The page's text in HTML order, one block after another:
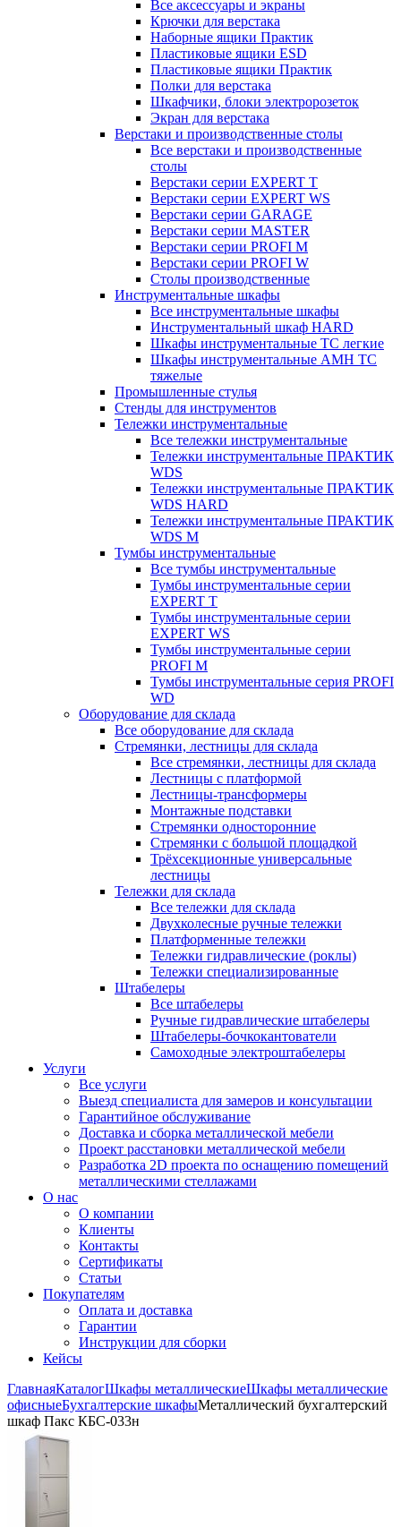
Все аксессуары и экраны
Крючки для верстака
Наборные ящики Практик
Пластиковые ящики ESD
Пластиковые ящики Практик
Полки для верстака
Шкафчики, блоки электророзеток
Экран для верстака
Верстаки и производственные столы
Все верстаки и производственные
столы
Верстаки серии EXPERT T
Верстаки серии EXPERT WS
Верстаки серии GARAGE
Верстаки серии MASTER
Верстаки серии PROFI M
Верстаки серии PROFI W
Столы производственные
Инструментальные шкафы
Все инструментальные шкафы
Инструментальный шкаф HARD
Шкафы инструментальные ТС легкие
Шкафы инструментальные AMH TC
тяжелые
Промышленные стулья
Стенды для инструментов
Тележки инструментальные
Все тележки инструментальные
Тележки инструментальные ПРАКТИК
WDS
Тележки инструментальные ПРАКТИК
WDS HARD
Тележки инструментальные ПРАКТИК
WDS M
Тумбы инструментальные
Все тумбы инструментальные
Тумбы инструментальные серии
EXPERT T
Тумбы инструментальные серии
EXPERT WS
Тумбы инструментальные серии
PROFI M
Тумбы инструментальные серия PROFI
WD
Оборудование для склада
Все оборудование для склада
Стремянки, лестницы для склада
Все стремянки, лестницы для склада
Лестницы с платформой
Лестницы-трансформеры
Монтажные подставки
Стремянки односторонние
Стремянки с большой площадкой
Трёхсекционные универсальные
лестницы
Тележки для склада
Все тележки для склада
Двухколесные ручные тележки
Платформенные тележки
Тележки гидравлические (роклы)
Тележки специализированные
Штабелеры
Все штабелеры
Ручные гидравлические штабелеры
Штабелеры-бочкокантователи
Самоходные электроштабелеры
Услуги
Все услуги
Выезд специалиста для замеров и консультации
Гарантийное обслуживание
Доставка и сборка металлической мебели
Проект расстановки металлической мебели
Разработка 2D проекта по оснащению помещений
металлическими стеллажами
О нас
О компании
Клиенты
Контакты
Сертификаты
Статьи
Покупателям
Оплата и доставка
Гарантии
Инструкции для сборки
Кейсы
ГлавнаяКаталогШкафы металлическиеШкафы металлические
офисныеБухгалтерские шкафыМеталлический бухгалтерский
шкаф Пакс КБС-033н